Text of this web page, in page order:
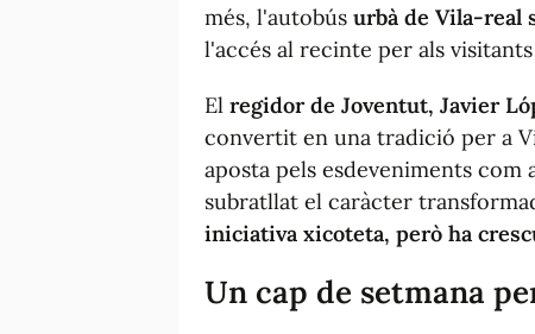
més, l'autobús urbà de Vila-real
l'accés al recinte per als
El regidor de Joventut, Javier
convertit en una tradició per a
aposta pels esdeveniments
subratllat el caràcter
iniciativa xicoteta, però ha
Un cap de setmana